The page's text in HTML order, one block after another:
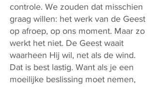
controle. We zouden dat misschien
graag willen: het werk van de Geest
op afroep, op ons moment. Maar zo
werkt het niet. De Geest waait
waarheen Hij wil, net als de wind.
Dat is best lastig. Want als je een
moeilijke beslissing moet nemen,